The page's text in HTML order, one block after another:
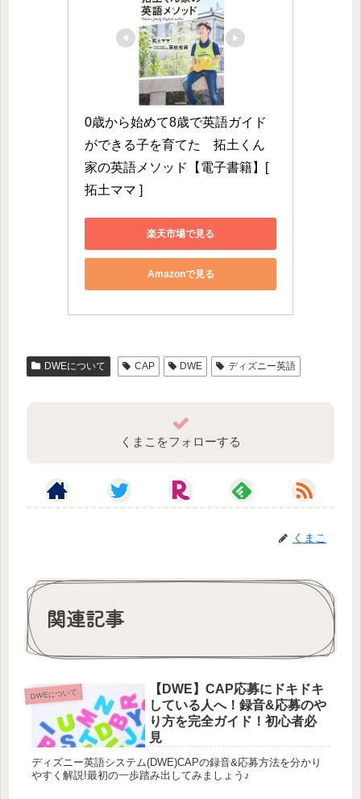
0歳から始めて8歳で英語ガイド
ができる子を育てた　拓土くん
家の英語メソッド【電子書籍】[
拓土ママ ]
楽天市場で見る
Amazonで見る
DWEについて CAP DWE ディズニー英語
くまこをフォローする
くまこ
関連記事
DWEについて
【DWE】CAP応募にドキドキ
している人へ！録音&応募のや
り方を完全ガイド！初心者必
見
ディズニー英語システム(DWE)CAPの録音&応募方法を分かり
やすく解説!最初の一歩踏み出してみましょう♪